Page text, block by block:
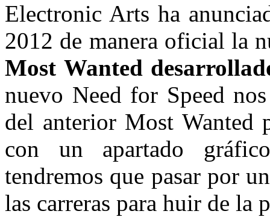
Electronic Arts ha
2012 de manera oficial la
Most Wanted
nuevo Need for Speed
del anterior Most Wanted
con un apartado
tendremos que pasar por
las carreras para huir de la